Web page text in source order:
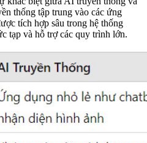
thống tập trung vào các ứng
tích hợp sâu trong hệ thống
tạp và hỗ trợ các quy trình lớn.